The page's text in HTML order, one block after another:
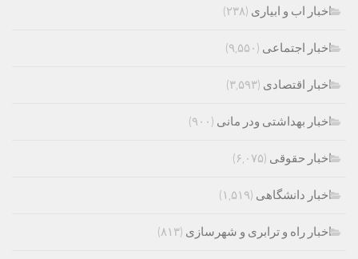
اخبار اب و ابیاری (۲۳۸)
اخبار اجتماعی (۹,۵۵۰)
اخبار اقتصادی (۳,۵۹۳)
اخبار بهداشتی ودر مانی (۹۰۰)
اخبار حقوقی (۶,۰۷۵)
اخبار دانشگاهی (۱,۵۱۹)
اخبار راه و ترابری و شهرسازی (۸۱۳)